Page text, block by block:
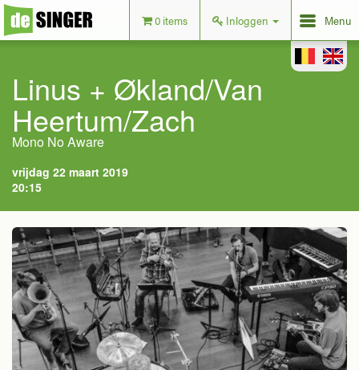
0 items Inloggen Menu
Linus + Økland/Van
Heertum/Zach
Mono No Aware
vrijdag 22 maart 2019
20:15